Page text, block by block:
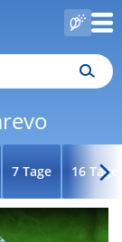
7 Tage 16 Tage